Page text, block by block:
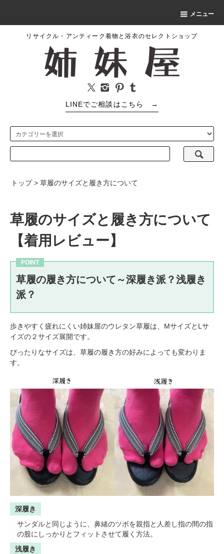
メニュー
リサイクル・アンティーク着物と浴衣のセレクトショップ
LINEでご相談はこちら →
トップ> 草履のサイズと履き方について
草履のサイズと履き方について
【着用レビュー】
草履の履き方について～深履き派？浅履き
派？
歩きやすく疲れにくい姉妹屋のウレタン草履は、MサイズとLサ
イズの２サイズ展開です。
ぴったりなサイズは、草履の履き方の好みによっても変わりま
す。
深履き
サンダルと同じように、鼻緒のツボを親指と人差し指の間の指
の股にしっかりとフィットさせて履く方法。
浅履き